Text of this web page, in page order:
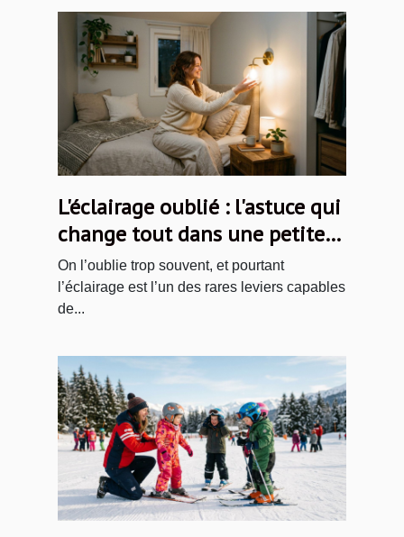
L'éclairage oublié : l'astuce qui
change tout dans une petite
chambre
On l’oublie trop souvent, et pourtant
l’éclairage est l’un des rares leviers capables
de...